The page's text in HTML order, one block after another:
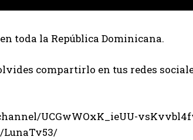
toda la República Dominicana.
compartirlo en tus redes
UCGwWOxK_ieUU-
LunaTv53/